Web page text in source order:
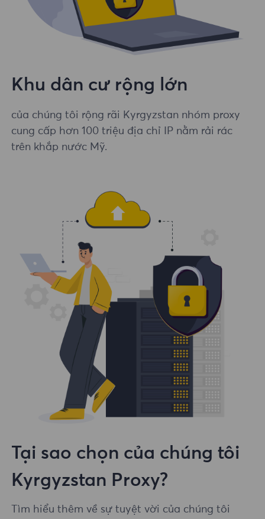
Khu dân cư rộng lớn
của chúng tôi rộng rãi Kyrgyzstan nhóm proxy
cung cấp hơn 100 triệu địa chỉ IP nằm rải rác
trên khắp nước Mỹ.
Tại sao chọn của chúng tôi
Kyrgyzstan Proxy?
Tìm hiểu thêm về sự tuyệt vời của chúng tôi